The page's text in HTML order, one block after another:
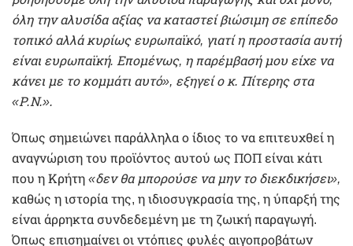
όλη την αλυσίδα αξίας να καταστεί βιώσιμη σε επίπεδο
τοπικό αλλά κυρίως ευρωπαϊκό, γιατί η προστασία αυτή
είναι ευρωπαϊκή. Επομένως, η παρέμβασή μου είχε να
κάνει με το κομμάτι αυτό», εξηγεί ο κ. Πίτερης στα
«Ρ.Ν.».
Όπως σημειώνει παράλληλα ο ίδιος το να επιτευχθεί η
αναγνώριση του προϊόντος αυτού ως ΠΟΠ είναι κάτι
που η Κρήτη «δεν θα μπορούσε να μην το διεκδικήσει»,
καθώς η ιστορία της, η ιδιοσυγκρασία της, η ύπαρξή της
είναι άρρηκτα συνδεδεμένη με τη ζωική παραγωγή.
Όπως επισημαίνει οι ντόπιες φυλές αιγοπροβάτων